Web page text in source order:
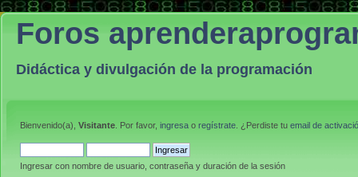
Foros
Didáctica y divulgación de la programación
Bienvenido(a), Visitante . Por favor, ingresa o regístrate . ¿Perdiste tu email de
Ingresar con nombre de usuario, contraseña y duración de la sesión